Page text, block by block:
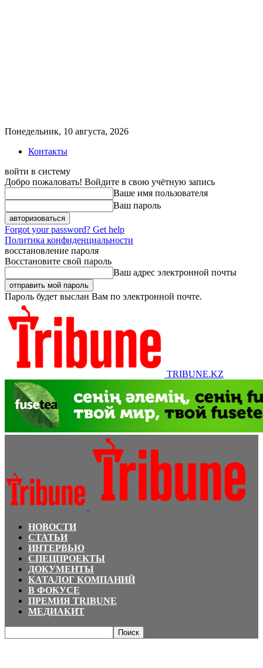
Понедельник, 10 августа, 2026
Контакты
войти в систему
Добро пожаловать! Войдите в свою учётную запись
Ваше имя пользователя
Ваш пароль
Forgot your password? Get help
Политика конфиденциальности
восстановление пароля
Восстановите свой пароль
Ваш адрес электронной почты
Пароль будет выслан Вам по электронной почте.
TRIBUNE.KZ
НОВОСТИ
СТАТЬИ
ИНТЕРВЬЮ
СПЕЦПРОЕКТЫ
ДОКУМЕНТЫ
КАТАЛОГ КОМПАНИЙ
В ФОКУСЕ
ПРЕМИЯ TRIBUNE
МЕДИАКИТ